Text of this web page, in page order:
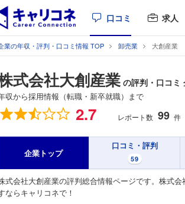
口コミ 求人
業の年収・評判・口コミ情報 TOP 卸売業 大創産業
式会社大創産業 の評判・口コミ
収から採用情報（転職・新卒就職）まで
総合評価 2.7 レポート数 99 件
企業トップ
口コミ・評判
59
式会社大創産業の評判総合情報ページです。株式
ならキャリコネで！